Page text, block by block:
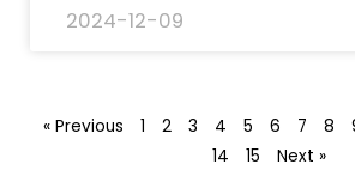
2024-12-09
« Previous 1 2 3 4 5 6 7 8
14
15 Next »